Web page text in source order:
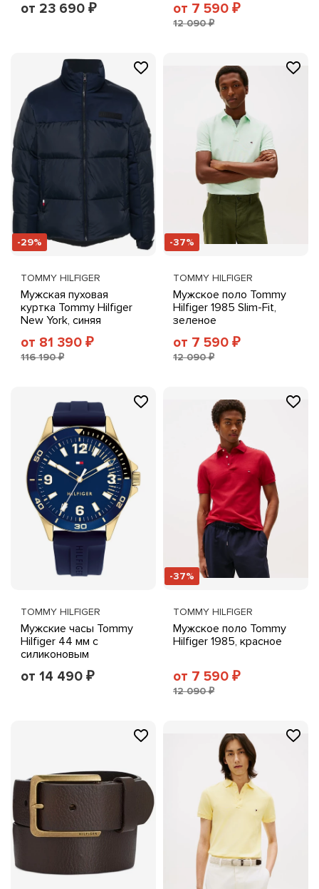
от 23 690 ₽ от 7 590 ₽
12 090 ₽
-29%
TOMMY HILFIGER
Мужская пуховая
куртка Tommy Hilfiger
New York, синяя
от 81 390 ₽
116 190 ₽
-37%
TOMMY HILFIGER
Мужское поло Tommy
Hilfiger 1985 Slim-Fit,
зеленое
от 7 590 ₽
12 090 ₽
TOMMY HILFIGER
Мужские часы Tommy
Hilfiger 44 мм с
силиконовым
ремешком, синие
от 14 490 ₽
-37%
TOMMY HILFIGER
Мужское поло Tommy
Hilfiger 1985, красное
от 7 590 ₽
12 090 ₽